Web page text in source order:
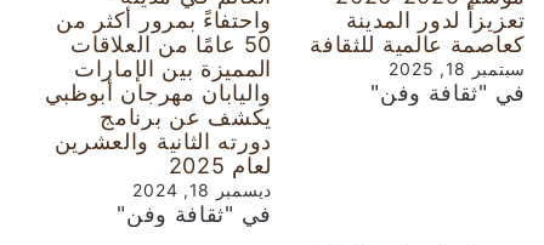
تعزيزاً لدور المدينة
كعاصمة عالمية للثقافة
سبتمبر 18, 2025
في "ثقافة وفن"
واحتفاءً بمرور أكثر من
50 عامًا من العلاقات
المميزة بين الإمارات
واليابان مهرجان أبوظبي
يكشف عن برنامج
دورته الثانية والعشرين
لعام 2025
ديسمبر 18, 2024
في "ثقافة وفن"